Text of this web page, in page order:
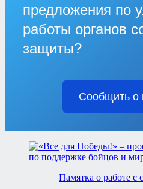
предложения по
работы органов
защиты?
Сообщить о
Памятка о работе с